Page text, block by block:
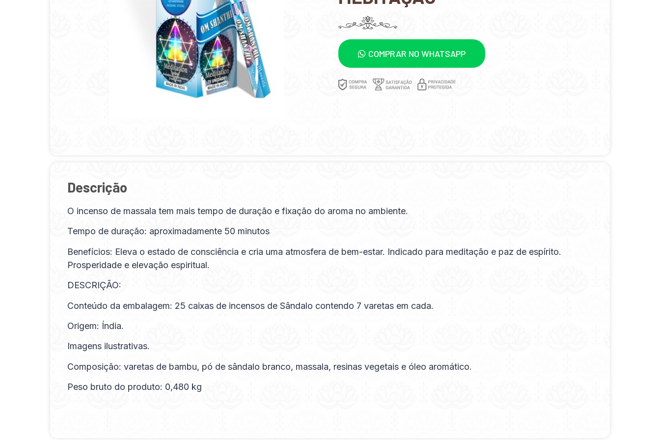
COMPRAR NO WHATSAPP
Descrição
O incenso de massala tem mais tempo de duração e fixação do aroma no ambiente.
Tempo de duração: aproximadamente 50 minutos
Benefícios: Eleva o estado de consciência e cria uma atmosfera de bem-estar. Indicado para meditação e paz de espírito.
Prosperidade e elevação espiritual.
DESCRIÇÃO:
Conteúdo da embalagem: 25 caixas de incensos de Sândalo contendo 7 varetas em cada.
Origem: Índia.
Imagens ilustrativas.
Composição: varetas de bambu, pó de sândalo branco, massala, resinas vegetais e óleo aromático.
Peso bruto do produto: 0,480 kg